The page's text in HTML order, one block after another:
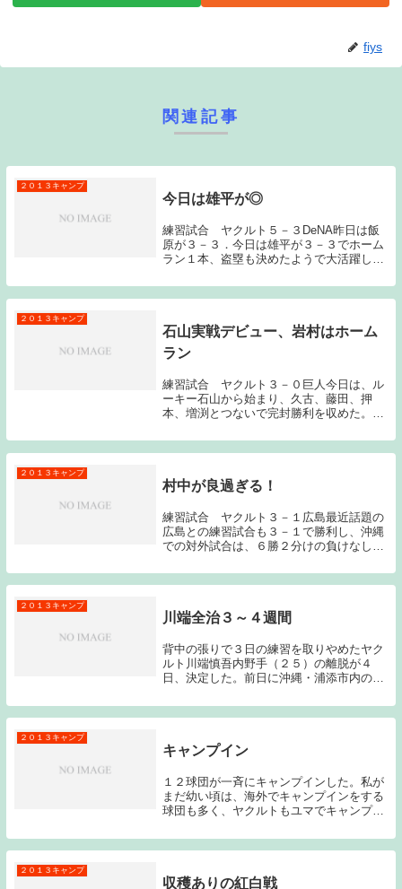
fiys
関連記事
２０１３キャンプ
今日は雄平が◎
練習試合 ヤクルト５－３DeNA昨日は飯
原が３－３．今日は雄平が３－３でホーム
ラン１本、盗塁も決めたようで大活躍した
ており、バッティングセンスの高さを見せ
つけてくれた。この雄平、紅白戦から結果
２０１３キャンプ
石山実戦デビュー、岩村はホーム
ラン
練習試合 ヤクルト３－０巨人今日は、ル
ーキー石山から始まり、久古、藤田、押
本、増渕とつないで完封勝利を収めた。押
グずつの登板となった。完封と言ってもど
の投手も短いイニングの中でランナーを出
２０１３キャンプ
村中が良過ぎる！
練習試合 ヤクルト３－１広島最近話題の
広島との練習試合も３－１で勝利し、沖縄
での対外試合は、６勝２分けの負けなしで
関係なのだが、あまりに勝ち過ぎても心配
になるものである。そしてそろそろエース
２０１３キャンプ
川端全治３～４週間
背中の張りで３日の練習を取りやめたヤク
ルト川端慎吾内野手（２５）の離脱が４
日、決定した。前日に沖縄・浦添市内の病
に３、４週間を要すると球団が発表した。
（日刊スポーツ引用）今年こそはヤクルト
２０１３キャンプ
キャンプイン
１２球団が一斉にキャンプインした。私が
まだ幼い頃は、海外でキャンプインをする
球団も多く、ヤクルトもユマでキャンプを
影響もあってか日本でキャンプを行う球団
がほとんどであり、今年も１２球団が一斉
２０１３キャンプ
収穫ありの紅白戦